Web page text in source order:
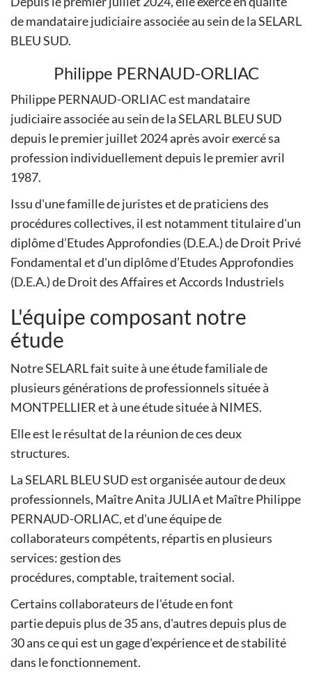
de mandataire judiciaire associée au sein de la SELARL
BLEU SUD.
Philippe PERNAUD-ORLIAC
Philippe PERNAUD-ORLIAC est mandataire
judiciaire associée au sein de la SELARL BLEU SUD
depuis le premier juillet 2024 après avoir exercé sa
profession individuellement depuis le premier avril
1987.
Issu d'une famille de juristes et de praticiens des
procédures collectives, il est notamment titulaire d'un
diplôme d’Etudes Approfondies (D.E.A.) de Droit Privé
Fondamental et d'un diplôme d’Etudes Approfondies
(D.E.A.) de Droit des Affaires et Accords Industriels
L'équipe composant notre
étude
Notre SELARL fait suite à une étude familiale de
plusieurs générations de professionnels située à
MONTPELLIER et à une étude située à NIMES.
Elle est le résultat de la réunion de ces deux
structures.
La SELARL BLEU SUD est organisée autour de deux
professionnels, Maître Anita JULIA et Maître Philippe
PERNAUD-ORLIAC, et d'une équipe de
collaborateurs compétents, répartis en plusieurs
services: gestion des
procédures, comptable, traitement social.
Certains collaborateurs de l'étude en font
partie depuis plus de 35 ans, d'autres depuis plus de
30 ans ce qui est un gage d'expérience et de stabilité
dans le fonctionnement.